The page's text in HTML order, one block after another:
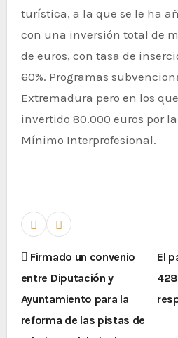
turística, a la que se le ha
con una inversión total de
de euros, con tasa de
60%. Programas
Extremadura pero en los
invertido 80.000 euros por
Mínimo Interprofesional.
Firmado un convenio
entre Diputación y
Ayuntamiento para la
reforma de las pistas de
El